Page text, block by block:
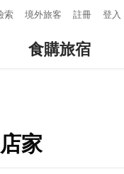
索 境外旅客 註冊 登入
食購旅宿
家